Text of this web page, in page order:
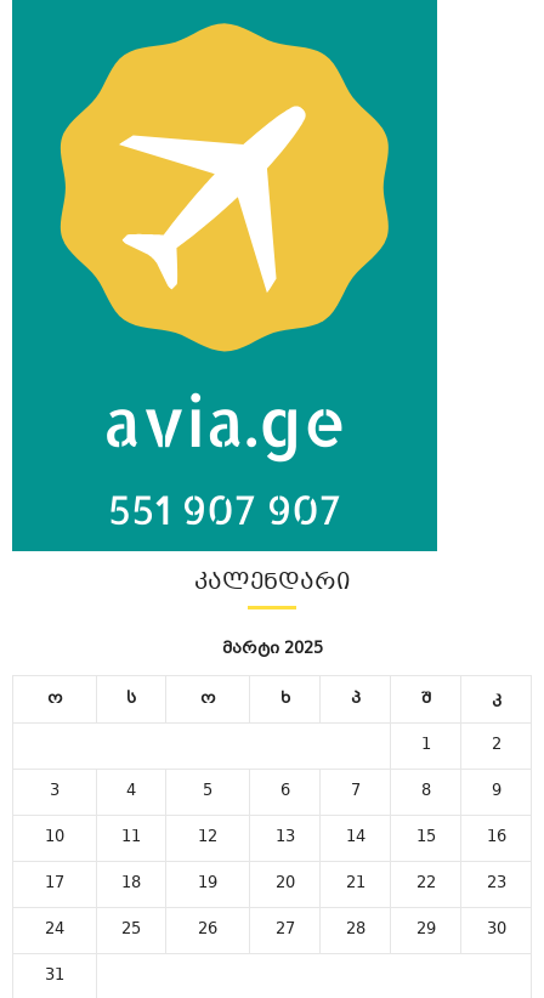
ᲙᲐᲚᲔᲜᲓᲐᲠᲘ
მარტი 2025
ო ს ო ხ პ შ
კ
1
2
3
4 5 6 7 8
9
10
11 12 13 14 15
16
17
18 19 20 21 22
23
24
25 26 27 28 29
30
31